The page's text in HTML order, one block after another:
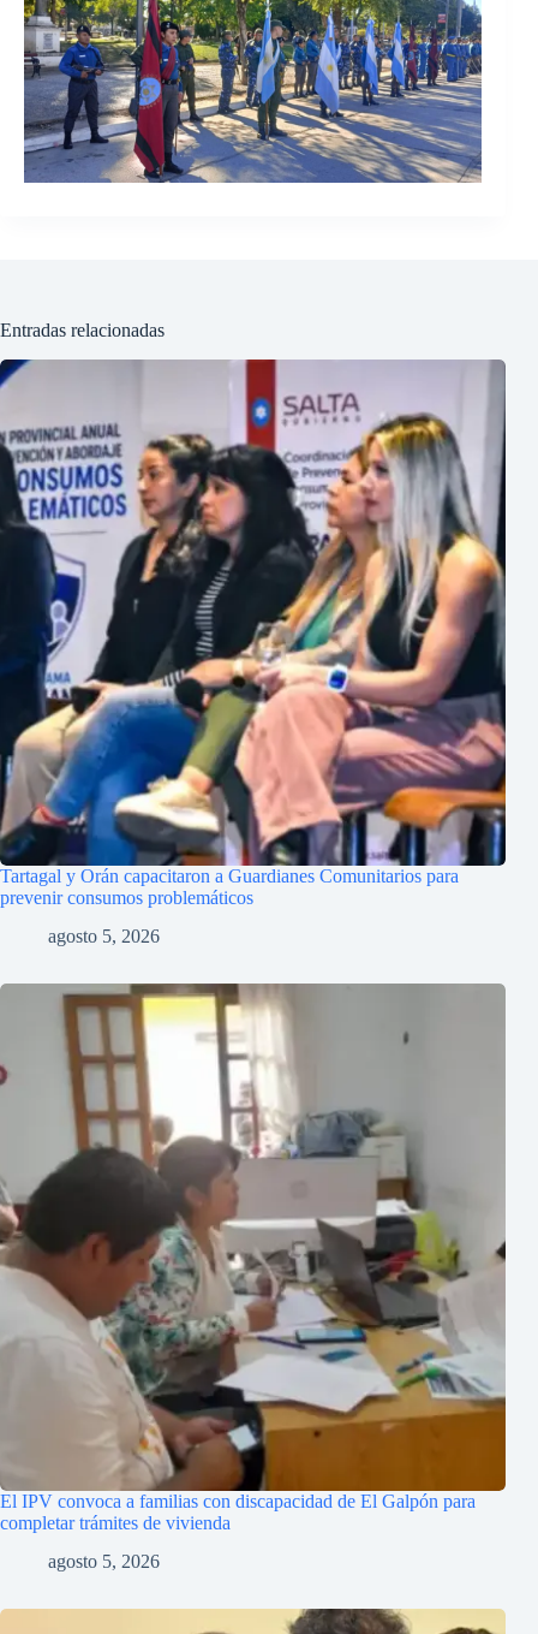
Entradas relacionadas
Tartagal y Orán capacitaron a Guardianes Comunitarios para
prevenir consumos problemáticos
agosto 5, 2026
El IPV convoca a familias con discapacidad de El Galpón para
completar trámites de vivienda
agosto 5, 2026